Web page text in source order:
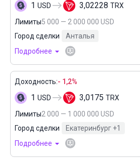
1 USD 3,02228 TRX
Лимиты5 000 — 2 000 000 USD
Город сделки
Анталья
Подробнее
Доходность:- 1,2%
1 USD 3,0175 TRX
Лимиты2 000 — 1 000 000 USD
Город сделки
Екатеринбург +1
Подробнее